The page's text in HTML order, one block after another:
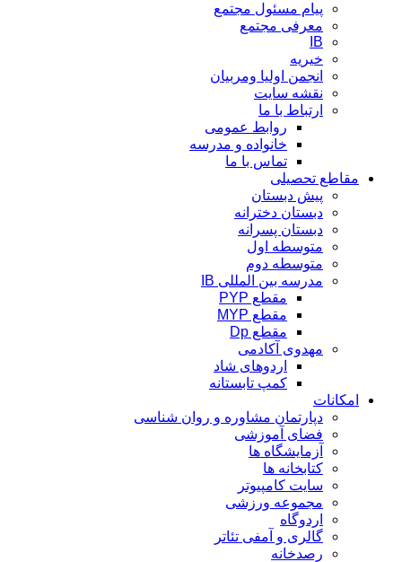
پیام مسئول مجتمع
معرفی مجتمع
IB
خیریه
انجمن اولیا ومربیان
نقشه سایت
ارتباط با ما
روابط عمومی
خانواده و مدرسه
تماس با ما
مقاطع تحصیلی
پیش دبستان
دبستان دخترانه
دبستان پسرانه
متوسطه اول
متوسطه دوم
مدرسه بین المللی IB
مقطع PYP
مقطع MYP
مقطع Dp
مهدوی آکادمی
اردوهای شاد
کمپ تابستانه
امکانات
دپارتمان مشاوره و روان شناسی
فضای آموزشی
آزمایشگاه ها
کتابخانه ها
سایت کامپیوتر
مجموعه ورزشی
اردوگاه
گالری و آمفی تئاتر
رصدخانه